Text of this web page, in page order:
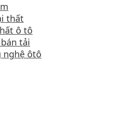
thất
ô tô
tải
nghệ ôtô